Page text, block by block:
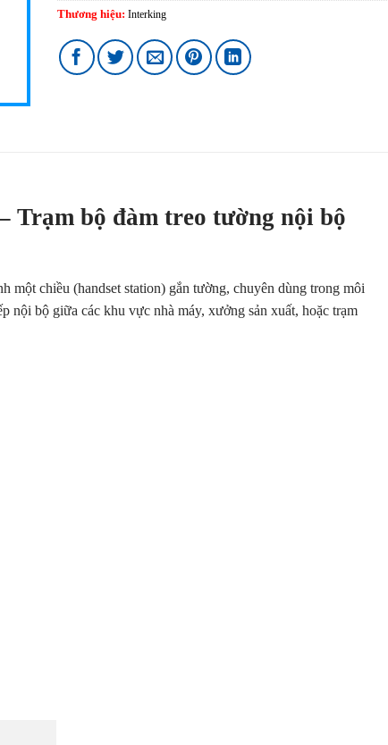
Thương hiệu: Interking
Trạm bộ đàm treo tường nội bộ
một chiều (handset station) gắn tường, chuyên dùng trong môi
nội bộ giữa các khu vực nhà máy, xưởng sản xuất, hoặc trạm